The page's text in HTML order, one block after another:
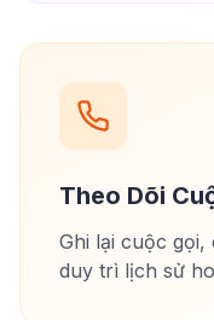
Theo Dõi
Ghi lại cuộc
duy trì lịch sử